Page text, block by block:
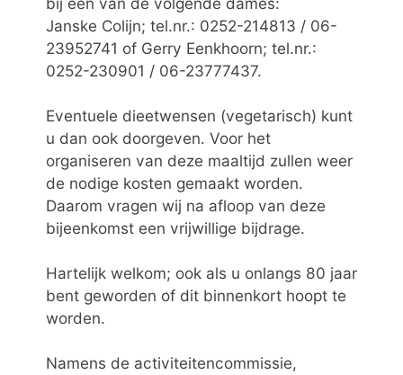
Janske Colijn; tel.nr.: 0252-214813 / 06-
23952741 of Gerry Eenkhoorn; tel.nr.:
0252-230901 / 06-23777437.
Eventuele dieetwensen (vegetarisch) kunt
u dan ook doorgeven. Voor het
organiseren van deze maaltijd zullen weer
de nodige kosten gemaakt worden.
Daarom vragen wij na afloop van deze
bijeenkomst een vrijwillige bijdrage.
Hartelijk welkom; ook als u onlangs 80 jaar
bent geworden of dit binnenkort hoopt te
worden.
Namens de activiteitencommissie,